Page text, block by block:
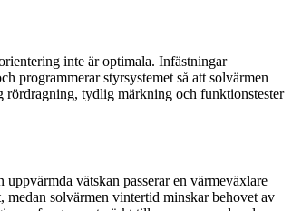
inte är optimala. Infästningar
programmerar styrsystemet så att solvärmen
rördragning, tydlig märkning och funktionstester
vätskan passerar en värmeväxlare
medan solvärmen vintertid minskar behovet av